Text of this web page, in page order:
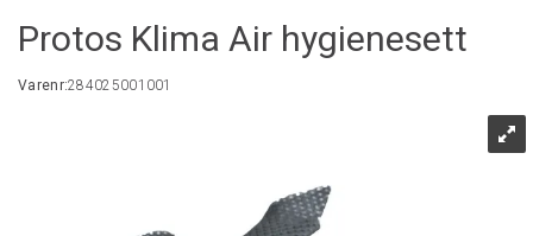
Protos Klima Air hygienesett
Varenr:284025001001